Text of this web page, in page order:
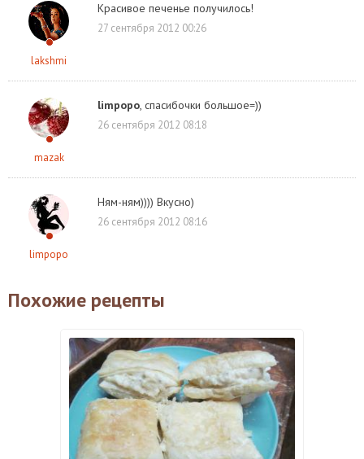
lakshmi
Красивое печенье получилось!
27 сентября 2012 00:26
mazak
limpopo, спасибочки большое=))
26 сентября 2012 08:18
limpopo
Ням-ням)))) Вкусно)
26 сентября 2012 08:16
Похожие рецепты